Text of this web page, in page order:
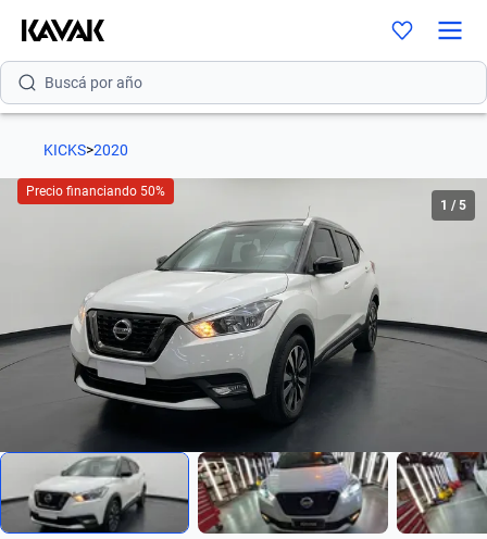
Buscá por marca
Buscá por versión
Buscá por marca
Buscá por modelo
Buscá por versión
Buscá por año
KICKS>2020
Precio financiando 50%
1 /5